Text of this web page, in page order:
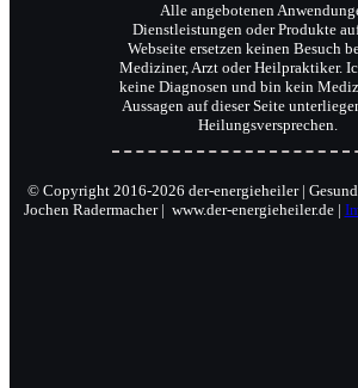
Alle angebotenen
Dienstleistungen oder Produkte
Webseite ersetzen keinen Besuch
Mediziner, Arzt oder Heilpraktiker.
keine Diagnosen und bin kein
Aussagen auf dieser Seite
Heilungsversprechen.
© Copyright 2016-2026 der-energieheiler |
Jochen Radermacher | www.der-energieheiler.de |